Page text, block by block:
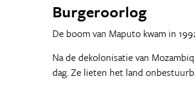
Burgeroorlog
De boom van Maputo kwam in
Na de dekolonisatie van
dag. Ze lieten het land